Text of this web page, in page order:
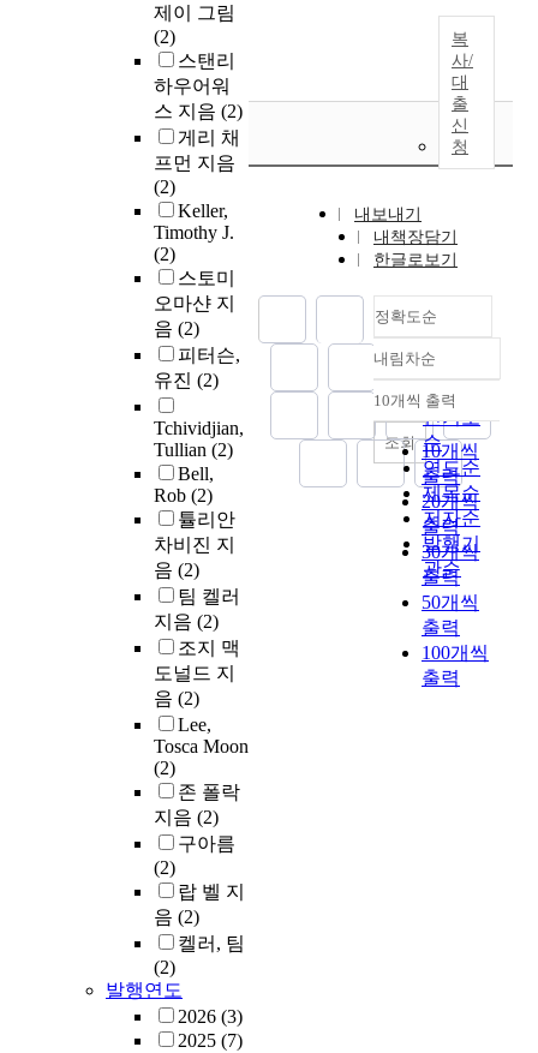
제이 그림
(2)
스탠리
하우어워
스 지음 (2)
게리 채
프먼 지음
(2)
Keller,
Timothy J.
(2)
스토미
오마샨 지
음 (2)
피터슨,
유진 (2)
Tchividjian,
Tullian (2)
Bell,
Rob (2)
튤리안
차비진 지
음 (2)
팀 켈러
지음 (2)
조지 맥
도널드 지
음 (2)
Lee,
Tosca Moon
(2)
존 폴락
지음 (2)
구아름
(2)
랍 벨 지
음 (2)
켈러, 팀
(2)
발행연도
2026 (3)
2025 (7)
복
사/
대
출
신
청
내보내기
내책장담기
한글로보기
정확도순
정확도
순
인기도
순
연도순
제목순
저자순
발행기
관순
내림차순
내림차순
10개씩 출력
10개씩
출력
20개씩
출력
30개씩
출력
50개씩
출력
100개씩
출력
조회